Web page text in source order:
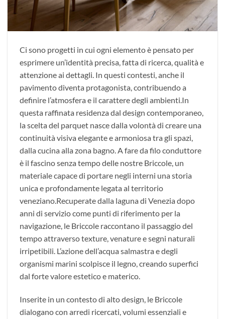
Ci sono progetti in cui ogni elemento è pensato per
esprimere un’identità precisa, fatta di ricerca, qualità e
attenzione ai dettagli. In questi contesti, anche il
pavimento diventa protagonista, contribuendo a
definire l’atmosfera e il carattere degli ambienti.In
questa raffinata residenza dal design contemporaneo,
la scelta del parquet nasce dalla volontà di creare una
continuità visiva elegante e armoniosa tra gli spazi,
dalla cucina alla zona bagno. A fare da filo conduttore
è il fascino senza tempo delle nostre Briccole, un
materiale capace di portare negli interni una storia
unica e profondamente legata al territorio
veneziano.Recuperate dalla laguna di Venezia dopo
anni di servizio come punti di riferimento per la
navigazione, le Briccole raccontano il passaggio del
tempo attraverso texture, venature e segni naturali
irripetibili. L’azione dell’acqua salmastra e degli
organismi marini scolpisce il legno, creando superfici
dal forte valore estetico e materico.
Inserite in un contesto di alto design, le Briccole
dialogano con arredi ricercati, volumi essenziali e